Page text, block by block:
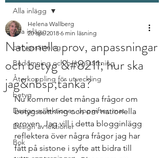
Alla inlägg
betygssättning
Bedömning och betygssättning
Återkoppling för utveckling
betyg
Design av lektioner, uppgifter, mat
Design av lektioner
Bok
Alla inlägg
Nationella prov, anpassningar
och betyg &#8211; hur ska
jag&nbsp;tänka?
Helena Wallberg
20 apr. 2018 6 min läsning
Nu kommer det många frågor om
betygssättning och om nationella
proven. Jag vill i detta blogginlägg
reflektera över några frågor jag har
fått på sistone i syfte att bidra till